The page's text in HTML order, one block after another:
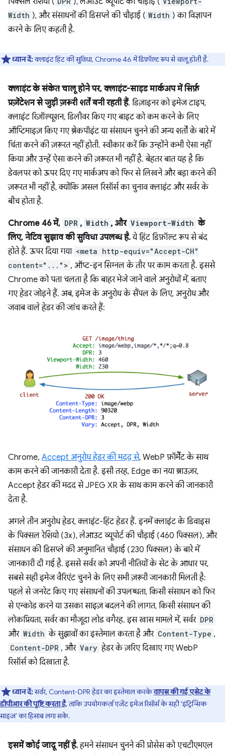
Width ), और संसाधनों की डिसप्ले की चौड़ाई ( Width ) का विज्ञापन
करने के लिए कहती है.
ध्यान दें:क्लाइंट हिंट की सुविधा, Chrome 46 में डिफ़ॉल्ट रूप से चालू होती है.
क्लाइंट के संकेत चालू होने पर, क्लाइंट-साइड मार्कअप में सिर्फ़
प्रज़ेंटेशन से जुड़ी ज़रूरी शर्तें बनी रहती हैं. डिज़ाइनर को इमेज टाइप,
क्लाइंट रिज़ॉल्यूशन, डिलीवर किए गए बाइट को कम करने के लिए
ऑप्टिमाइज़ किए गए ब्रेकपॉइंट या संसाधन चुनने की अन्य शर्तों के बारे में
चिंता करने की ज़रूरत नहीं होती. स्वीकार करें कि उन्होंने कभी ऐसा नहीं
किया और उन्हें ऐसा करने की ज़रूरत भी नहीं है. बेहतर बात यह है कि
डेवलपर को ऊपर दिए गए मार्कअप को फिर से लिखने और बड़ा करने की
ज़रूरत भी नहीं है, क्योंकि असल रिसॉर्स का चुनाव क्लाइंट और सर्वर के
बीच होता है.
Chrome 46 में, DPR , Width , और Viewport-Width के
लिए, नेटिव सुझाव की सुविधा उपलब्ध है.ये हिंट डिफ़ॉल्ट रूप से बंद
होते हैं. ऊपर दिया गया <meta http-equiv="Accept-CH"
content="..."> , ऑप्ट-इन सिग्नल के तौर पर काम करता है. इससे
Chrome को पता चलता है कि बाहर भेजे जाने वाले अनुरोधों में, बताए
गए हेडर जोड़ने हैं. अब, इमेज के अनुरोध के सैंपल के लिए, अनुरोध और
जवाब वाले हेडर की जांच करते हैं:
Chrome, Accept अनुरोध हेडर की मदद से, WebP फ़ॉर्मैट के साथ
काम करने की जानकारी देता है. इसी तरह, Edge का नया ब्राउज़र,
Accept हेडर की मदद से JPEG XR के साथ काम करने की जानकारी
देता है.
अगले तीन अनुरोध हेडर, क्लाइंट-हिंट हेडर हैं. इनमें क्लाइंट के डिवाइस
के पिक्सल रेशियो (3x), लेआउट व्यूपोर्ट की चौड़ाई (460 पिक्सल), और
संसाधन की डिसप्ले की अनुमानित चौड़ाई (230 पिक्सल) के बारे में
जानकारी दी गई है. इससे सर्वर को अपनी नीतियों के सेट के आधार पर,
सबसे सही इमेज वैरिएंट चुनने के लिए सभी ज़रूरी जानकारी मिलती है:
पहले से जनरेट किए गए संसाधनों की उपलब्धता, किसी संसाधन को फिर
से एन्कोड करने या उसका साइज़ बदलने की लागत, किसी संसाधन की
लोकप्रियता, सर्वर का मौजूदा लोड वगैरह. इस खास मामले में, सर्वर DPR
और Width के सुझावों का इस्तेमाल करता है और Content-Type ,
Content-DPR , और Vary हेडर के ज़रिए दिखाए गए WebP
रिसॉर्स को दिखाता है.
ध्यान दें:सर्वर, Content-DPR हेडर का इस्तेमाल करकेवापस की गई एसेट के
डीपीआर की पुष्टि करता है, ताकि उपयोगकर्ता एजेंट इमेज रिसॉर्स के सही 'इंट्रिन्सिक
साइज़' का हिसाब लगा सके.
इसमें कोई जादू नहीं है.हमने संसाधन चुनने की प्रोसेस को एचटीएमएल